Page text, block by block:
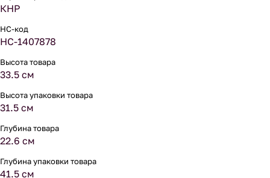
КНР
НС-код
НС-1407878
Высота товара
33.5 см
Высота упаковки товара
31.5 см
Глубина товара
22.6 см
Глубина упаковки товара
41.5 см